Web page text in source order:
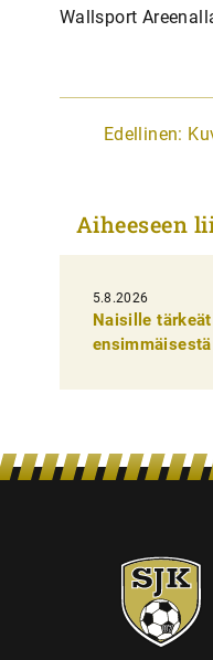
Wallsport
A
i
k
e
n
Edellinen:
Aiheeseen
5.8.2026
Naisille
ensimmäisestä
SJK-
juniorit